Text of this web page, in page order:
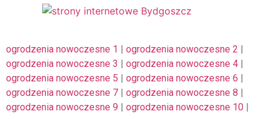
ogrodzenia nowoczesne 1 | ogrodzenia nowoczesne 2 |
ogrodzenia nowoczesne 3 | ogrodzenia nowoczesne 4 |
ogrodzenia nowoczesne 5 | ogrodzenia nowoczesne 6 |
ogrodzenia nowoczesne 7 | ogrodzenia nowoczesne 8 |
ogrodzenia nowoczesne 9 | ogrodzenia nowoczesne 10 |